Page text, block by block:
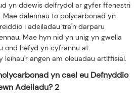
yn ddewis delfrydol ar gyfer ffenestri
Mae dalennau to polycarbonad yn
i adeiladau tra'n darparu
Mae hyn nid yn unig yn gwella
ond hefyd yn cyfrannu at
angen am oleuadau artiffisial.